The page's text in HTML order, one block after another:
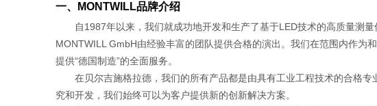
一、 MONTWILL品牌介绍
自1987年以来，我们就成功地开发和生产了基于LED技术的高质量测量
MONTWILL GmbH由经验丰富的团队提供合格的演出。我们在范围内作为
提供“德国制造”的全面服务。
在贝尔吉施格拉德，我们的所有产品都是由具有工业工程技术的合格专
究和开发，我们始终可以为客户提供新的创新解决方案。